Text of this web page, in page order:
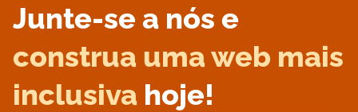
Junte-se a nós e
construa uma web mais
inclusiva hoje!